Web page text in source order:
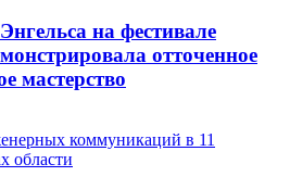
на фестивале
отточенное
мастерство